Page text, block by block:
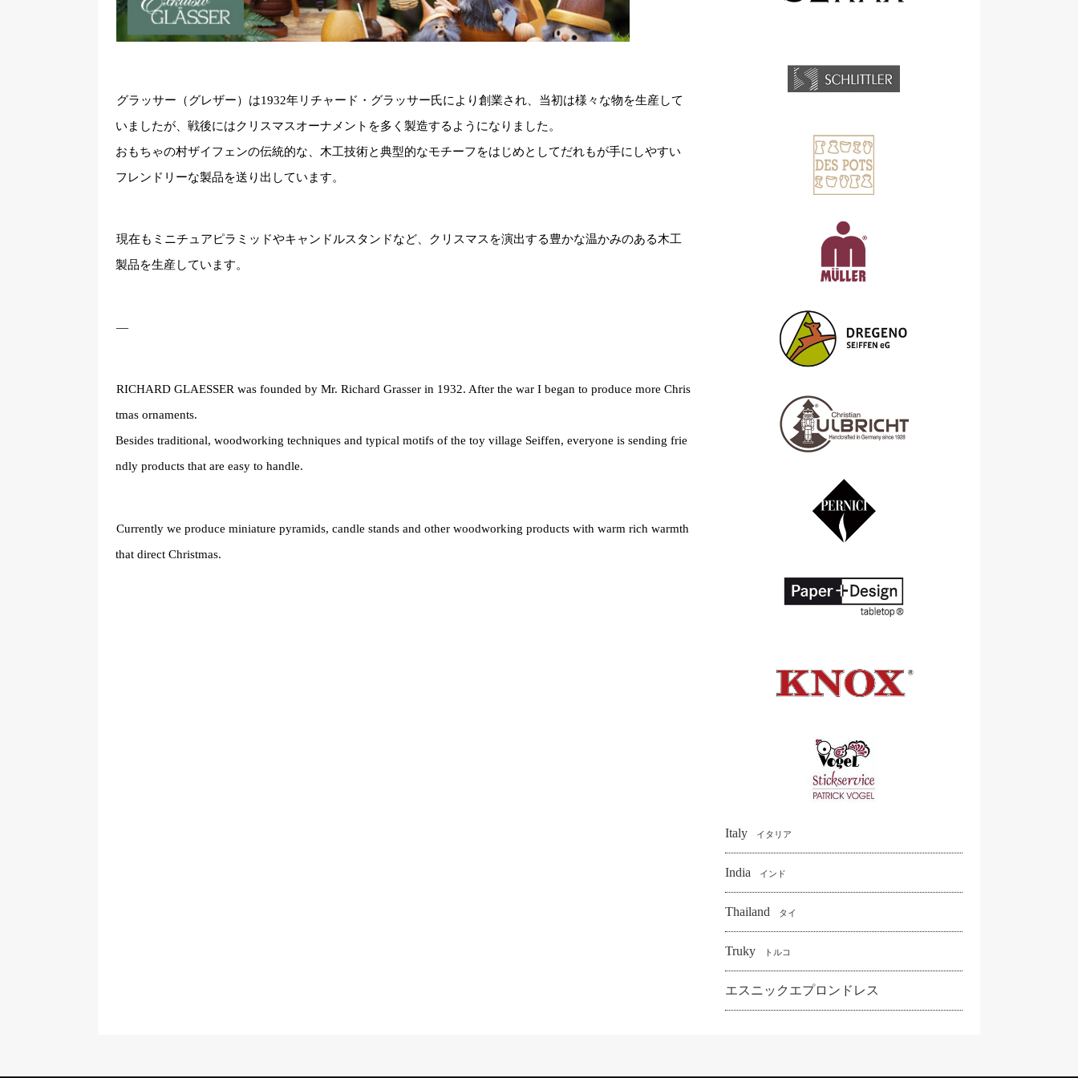
グラッサー（グレザー）は1932年リチャード・グラッサー氏により創業され、当初は様々な物を生産して
いましたが、戦後にはクリスマスオーナメントを多く製造するようになりました。
おもちゃの村ザイフェンの伝統的な、木工技術と典型的なモチーフをはじめとしてだれもが手にしやすい
フレンドリーな製品を送り出しています。
現在もミニチュアピラミッドやキャンドルスタンドなど、クリスマスを演出する豊かな温かみのある木工
製品を生産しています。
—
RICHARD GLAESSER was founded by Mr. Richard Grasser in 1932. After the war I began to produce more Chris
tmas ornaments.
Besides traditional, woodworking techniques and typical motifs of the toy village Seiffen, everyone is sending frie
ndly products that are easy to handle.
Currently we produce miniature pyramids, candle stands and other woodworking products with warm rich warmth
that direct Christmas.
Italy イタリア
India インド
Thailand タイ
Truky トルコ
エスニックエプロンドレス